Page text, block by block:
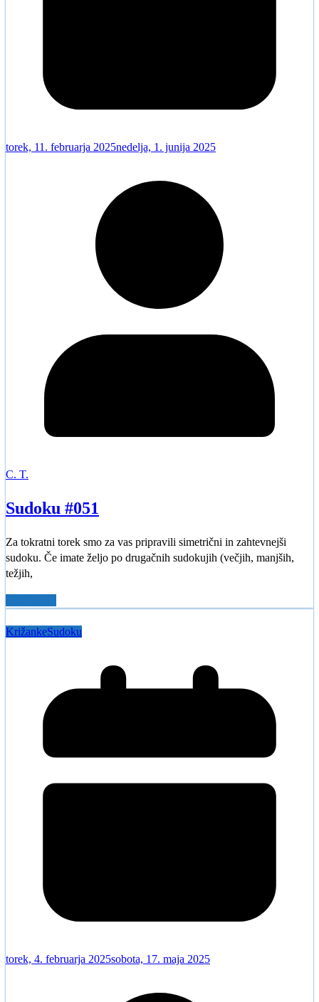
torek, 11. februarja 2025nedelja, 1. junija 2025
C. T.
Sudoku #051
Za tokratni torek smo za vas pripravili simetrični in zahtevnejši
sudoku. Če imate željo po drugačnih sudokujih (večjih, manjših,
težjih,
KrižankeSudoku
torek, 4. februarja 2025sobota, 17. maja 2025